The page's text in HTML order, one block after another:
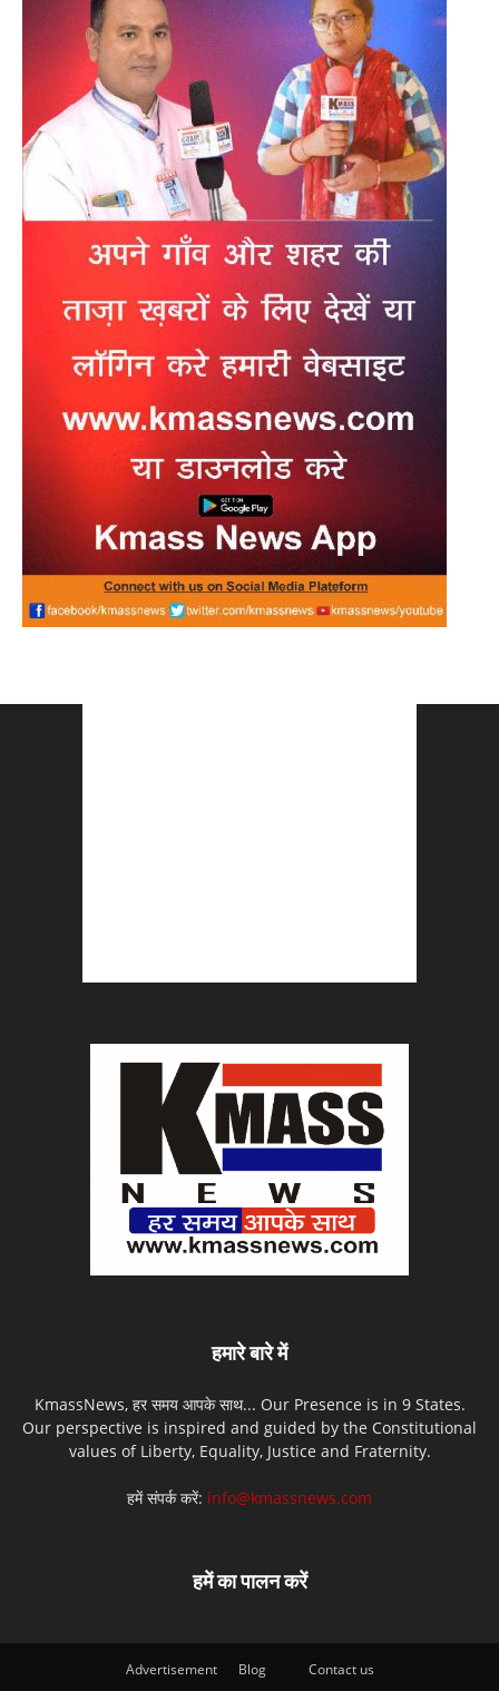
हमारे बारे में
KmassNews, हर समय आपके साथ... Our Presence is in 9 States.
Our perspective is inspired and guided by the Constitutional
values of Liberty, Equality, Justice and Fraternity.
हमें संपर्क करें: info@kmassnews.com
हमें का पालन करें
Advertisement Blog Contact us